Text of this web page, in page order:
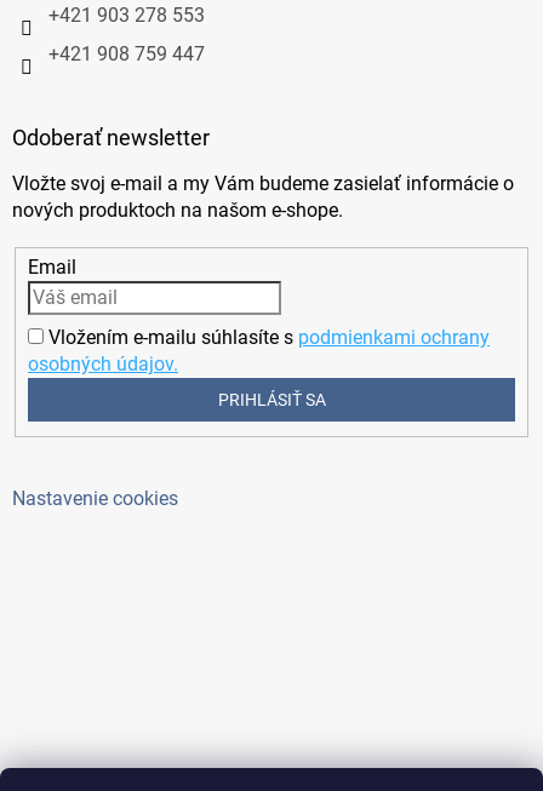
+421 903 278 553
+421 908 759 447
Odoberať newsletter
Vložte svoj e-mail a my Vám budeme zasielať informácie o
nových produktoch na našom e-shope.
Email
Vložením e-mailu súhlasíte s podmienkami ochrany
osobných údajov.
PRIHLÁSIŤ SA
Nastavenie cookies